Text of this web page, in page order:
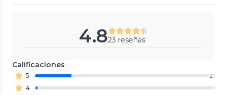
4.823 reseñas
Calificaciones
5
21
4
1